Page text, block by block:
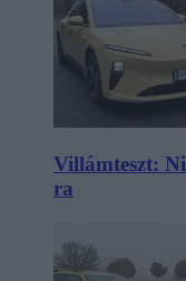
Villámteszt:
ra